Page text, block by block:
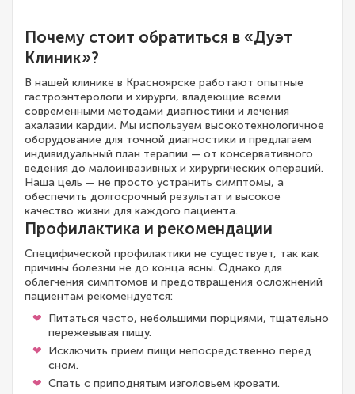
Почему стоит обратиться в «Дуэт
Клиник»?
В нашей клинике в Красноярске работают опытные
гастроэнтерологи и хирурги, владеющие всеми
современными методами диагностики и лечения
ахалазии кардии. Мы используем высокотехнологичное
оборудование для точной диагностики и предлагаем
индивидуальный план терапии — от консервативного
ведения до малоинвазивных и хирургических операций.
Наша цель — не просто устранить симптомы, а
обеспечить долгосрочный результат и высокое
качество жизни для каждого пациента.
Профилактика и рекомендации
Специфической профилактики не существует, так как
причины болезни не до конца ясны. Однако для
облегчения симптомов и предотвращения осложнений
пациентам рекомендуется:
Питаться часто, небольшими порциями, тщательно
пережевывая пищу.
Исключить прием пищи непосредственно перед
сном.
Спать с приподнятым изголовьем кровати.